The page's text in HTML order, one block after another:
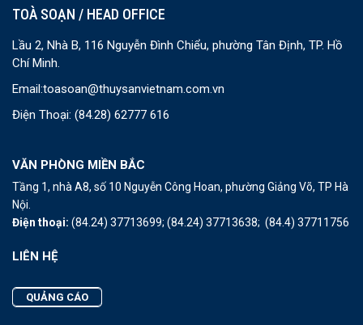
TOÀ SOẠN / HEAD OFFICE
Lầu 2, Nhà B, 116 Nguyễn Đình Chiểu, phường Tân Định, TP. Hồ
Chí Minh.
Email:toasoan@thuysanvietnam.com.vn
Điện Thoại: (84.28) 62777 616
VĂN PHÒNG MIỀN BẮC
Tầng 1, nhà A8, số 10 Nguyễn Công Hoan, phường Giảng Võ, TP Hà
Nội.
Điện thoại: (84.24) 37713699; (84.24) 37713638; (84.4) 37711756
LIÊN HỆ
QUẢNG CÁO